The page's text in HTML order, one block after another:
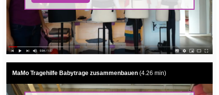
MaMo Tragehilfe Babytrage zusammenbauen (4.26 min)